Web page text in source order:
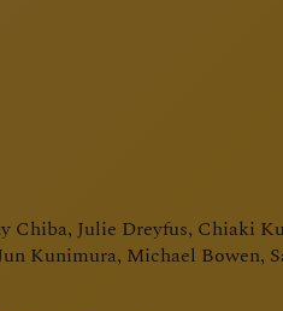
Chiba, Julie Dreyfus, Chiaki
Kunimura, Michael Bowen,